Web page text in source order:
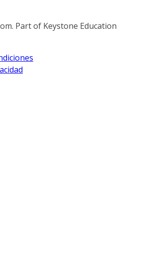
Part of Keystone Education